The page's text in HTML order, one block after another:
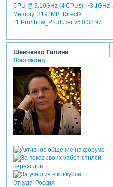
CPU @ 3.10GHz (4 CPUs), ~3.1GHz ,
Memory: 8192MB ,DirectX
11,ProShow_Producer v6.0.33.97
Шевченко Галина
Постоялец
Откуда:Россия